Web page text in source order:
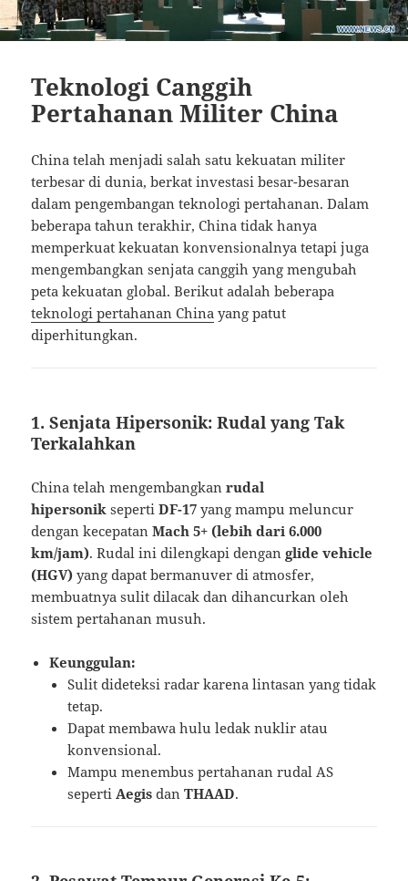
Teknologi Canggih
Pertahanan Militer China
China telah menjadi salah satu kekuatan militer
terbesar di dunia, berkat investasi besar-besaran
dalam pengembangan teknologi pertahanan. Dalam
beberapa tahun terakhir, China tidak hanya
memperkuat kekuatan konvensionalnya tetapi juga
mengembangkan senjata canggih yang mengubah
peta kekuatan global. Berikut adalah beberapa
teknologi pertahanan China yang patut
diperhitungkan.
1. Senjata Hipersonik: Rudal yang Tak
Terkalahkan
China telah mengembangkanrudal
hipersonik sepertiDF-17 yang mampu meluncur
dengan kecepatanMach 5+ (lebih dari 6.000
km/jam). Rudal ini dilengkapi denganglide vehicle
(HGV) yang dapat bermanuver di atmosfer,
membuatnya sulit dilacak dan dihancurkan oleh
sistem pertahanan musuh.
Keunggulan:
Sulit dideteksi radar karena lintasan yang tidak
tetap.
Dapat membawa hulu ledak nuklir atau
konvensional.
Mampu menembus pertahanan rudal AS
sepertiAegis danTHAAD.